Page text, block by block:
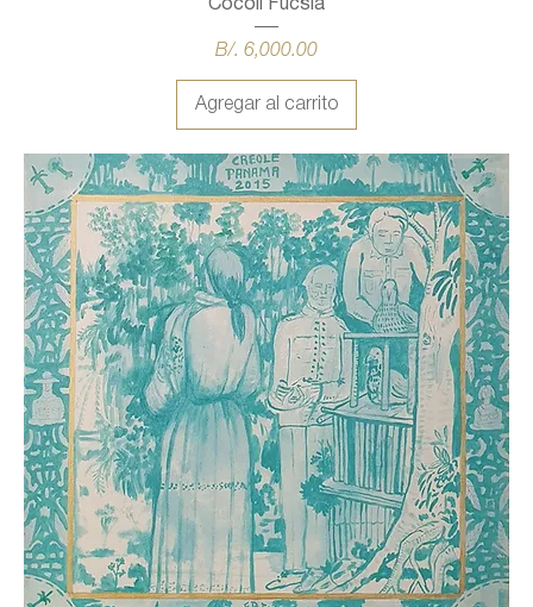
Cocoli Fucsia
Precio
B/. 6,000.00
Agregar al carrito